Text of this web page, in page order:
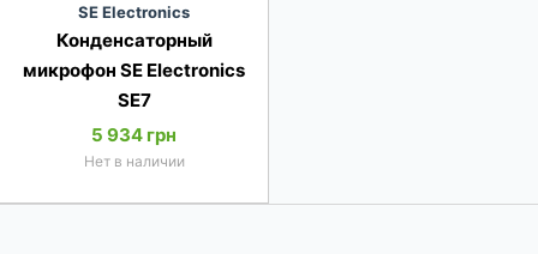
SE Electronics
Конденсаторный
микрофон SE Electronics
SE7
5 934 грн
Нет в наличии